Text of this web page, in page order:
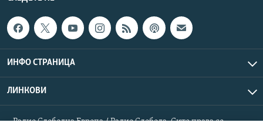
ИНФО СТРАНИЦА
ЛИНКОВИ
Радио Слободна Европа / Радио Слобода. Сите права се